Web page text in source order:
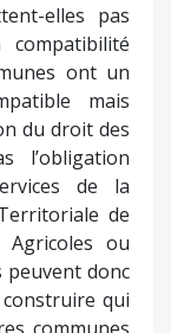
elles pas
compatibilité
ont un
mais
du droit des
l’obligation
de la
de
Agricoles ou
peuvent donc
qui
communes